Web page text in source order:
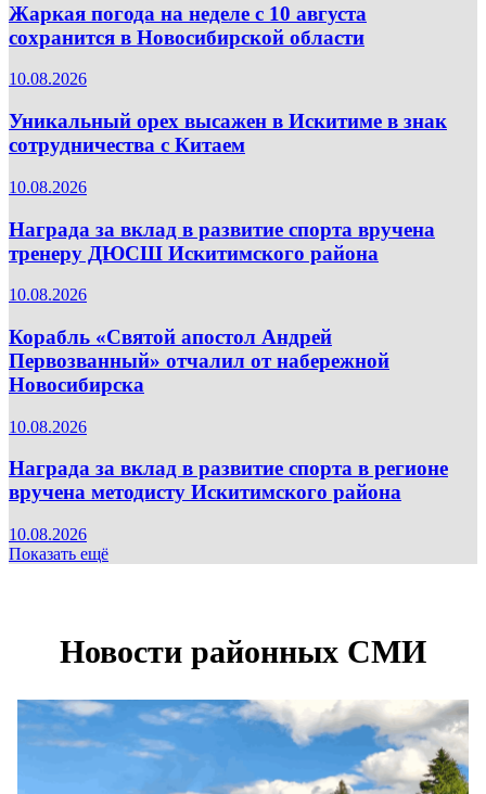
Жаркая погода на неделе с 10 августа
сохранится в Новосибирской области
10.08.2026
Уникальный орех высажен в Искитиме в знак
сотрудничества с Китаем
10.08.2026
Награда за вклад в развитие спорта вручена
тренеру ДЮСШ Искитимского района
10.08.2026
Корабль «Святой апостол Андрей
Первозванный» отчалил от набережной
Новосибирска
10.08.2026
Награда за вклад в развитие спорта в регионе
вручена методисту Искитимского района
10.08.2026
Показать ещё